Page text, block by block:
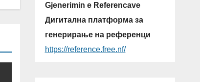
Gjenerimin e Referencave
Дигитална платформа за
генерирање на референци
https://reference.free.nf/